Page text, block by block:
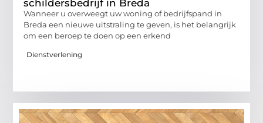
schildersbedrijf in Breda
Wanneer u overweegt uw woning of bedrijfspand in
Breda een nieuwe uitstraling te geven, is het belangrijk
om een beroep te doen op een erkend
Dienstverlening